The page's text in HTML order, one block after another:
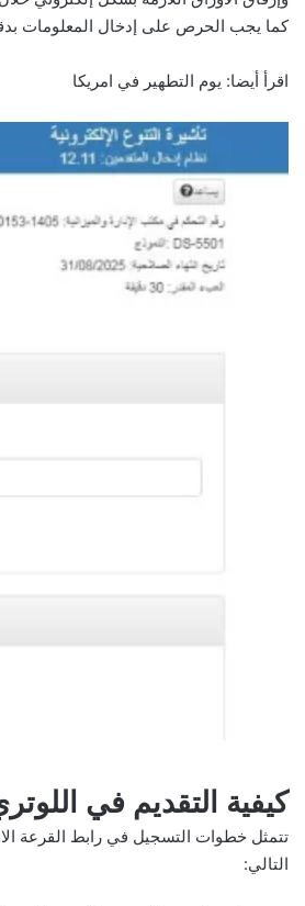
كما يجب الحرص على إدخال المعلومات
اقرأ أيضا: يوم التطهير في امريكا
كيفية التقديم في
تتمثل خطوات التسجيل فيرابط القرعة
التالي: